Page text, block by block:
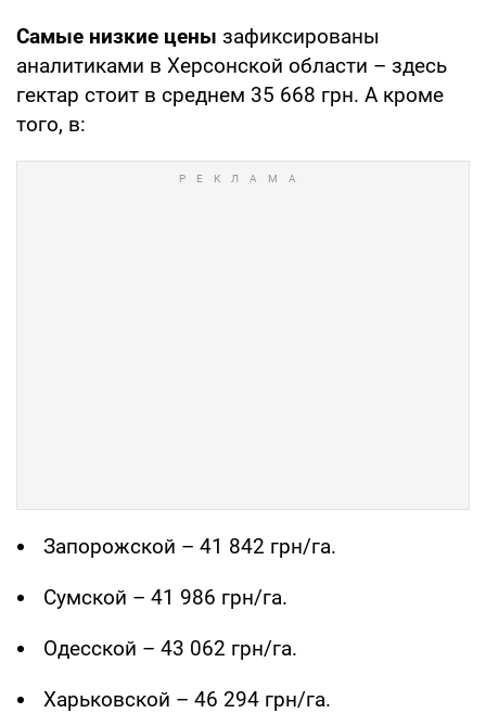
Самые низкие цены зафиксированы
аналитиками в Херсонской области – здесь
гектар стоит в среднем 35 668 грн. А кроме
того, в:
Запорожской – 41 842 грн/га.
Сумской – 41 986 грн/га.
Одесской – 43 062 грн/га.
Харьковской – 46 294 грн/га.